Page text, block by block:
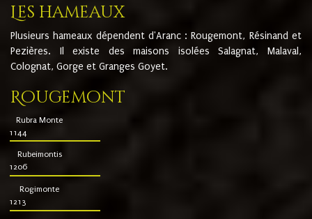
Les hameaux
Plusieurs hameaux dépendent d'Aranc : Rougemont, Résinand et
Pezières. Il existe des maisons isolées Salagnat, Malaval,
Colognat, Gorge et Granges Goyet.
Rougemont
Rubra Monte
1144
Rubeimontis
1206
Rogimonte
1213